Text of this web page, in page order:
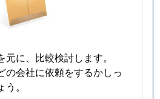
に、比較検討します。
の会社に依頼をするかしっ
。